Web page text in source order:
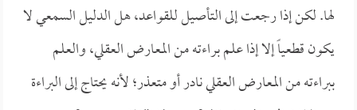
لها. لكن إذا رجعت إلى التأصيل للقواعد، هل الدليل السمعي لا
يكون قطعياً إلا إذا علم براءته من المعارض العقلي، والعلم
ببراءته من المعارض العقلي نادر أو متعذر؛ لأنه يحتاج إلى البراءة